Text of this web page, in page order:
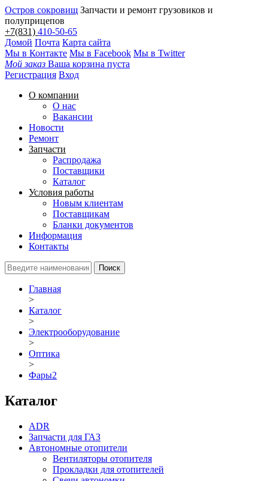
Остров сокровищ Запчасти и ремонт грузовиков и
полуприцепов
+7(831) 410-50-65
Домой Почта Карта сайта
Мы в Контакте Мы в Facebook Мы в Twitter
Мой заказ Ваша корзина пуста
Регистрация Вход
О компании
О нас
Вакансии
Новости
Ремонт
Запчасти
Распродажа
Поставщики
Каталог
Условия работы
Новым клиентам
Поставщикам
Бланки документов
Информация
Контакты
Главная
>
Каталог
>
Электрооборудование
>
Оптика
>
Фары2
Каталог
ADR
Запчасти для ГАЗ
Автономные отопители
Вентиляторы отопителя
Прокладки для отопителей